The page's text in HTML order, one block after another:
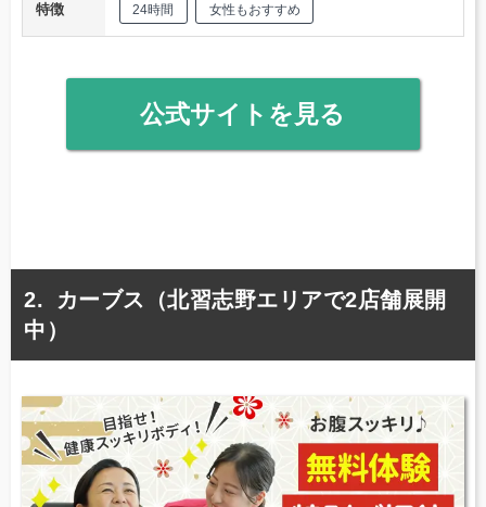
特徴 24時間 女性もおすすめ
公式サイトを見る
カーブス（北習志野エリアで2店舗展開
中）